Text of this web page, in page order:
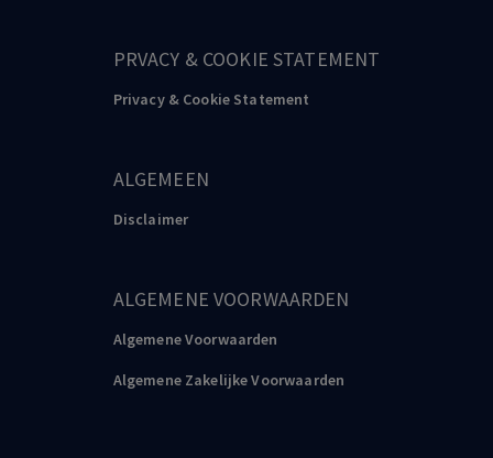
PRVACY & COOKIE STATEMENT
Privacy & Cookie Statement
ALGEMEEN
Disclaimer
ALGEMENE VOORWAARDEN
Algemene Voorwaarden
Algemene Zakelijke Voorwaarden